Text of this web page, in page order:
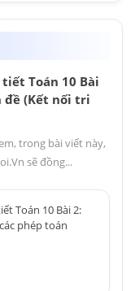
Toán 10 Bài
đề (Kết nối tri
trong bài viết này,
sẽ đồng...
Toán 10 Bài 2:
phép toán